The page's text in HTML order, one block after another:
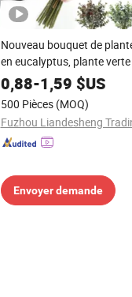
Nouveau bouquet de
en eucalyptus, plante
décoration de maison et de
0,88-1,59 $US
500 Pièces (MOQ)
Fuzhou Liandesheng
Envoyer demande